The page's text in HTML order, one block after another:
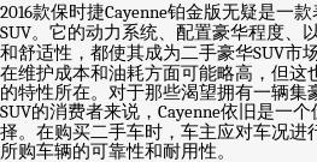
2016款保时捷Cayenne铂金版无疑是一
SUV。它的动力系统、配置豪华程度、
和舒适性，都使其成为二手豪华SUV市
在维护成本和油耗方面可能略高，但这
的特性所在。对于那些渴望拥有一辆集
SUV的消费者来说， Cayenne依旧是一个
择。在购买二手车时，车主应对车况进
所购车辆的可靠性和耐用性。